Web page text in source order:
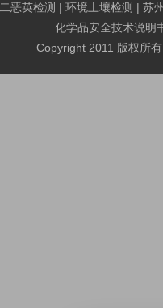
二恶英检测 | 环境土壤检测 | 苏
化学品安全技术说明
Copyright 2011 版权所